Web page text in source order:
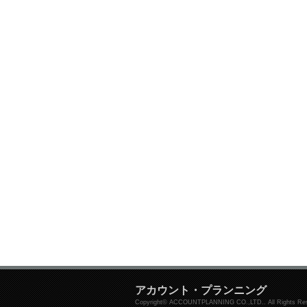
アカウント・プランニング
Copyright© ACCOUNTPLANNING CO.,LTD.. All Rights